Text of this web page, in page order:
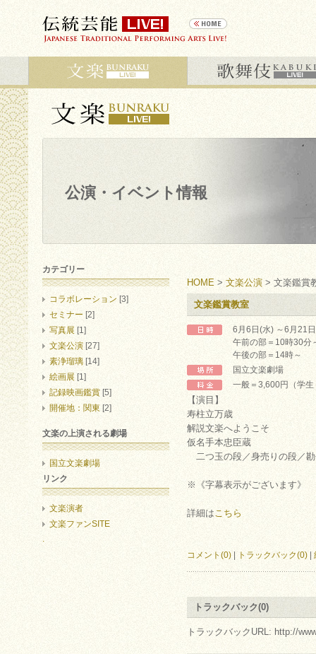
公演・イベント情報
HOME > 文楽公演 > 文楽鑑賞
文楽鑑賞教室
6月6日(水) ～6月21
午前の部＝10時30分
午後の部＝14時～
国立文楽劇場
一般＝3,600円（学
【演目】
寿柱立万歳
解説文楽へようこそ
仮名手本忠臣蔵
二つ玉の段／身売りの段／
※《字幕表示がございます》
詳細はこちら
コメント(0) トラックバック(0)
トラックバック(0)
トラックバックURL: http://
カテゴリー
コラボレーション [3]
セミナー [2]
写真展 [1]
文楽公演 [27]
素浄瑠璃 [14]
絵画展 [1]
記録映画鑑賞 [5]
開催地：関東 [2]
文楽の上演される劇場
国立文楽劇場
リンク
文楽演者
文楽ファンSITE
.